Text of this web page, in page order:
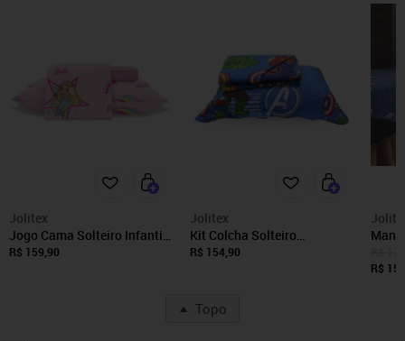
Jolitex
Jogo Cama Solteiro Infantil
Jolitex Barbie Rosa
R$ 159,90
Jolitex
Kit Colcha Solteiro
Duplaface Jolitex Infantil
R$ 154,90
R$
Topo